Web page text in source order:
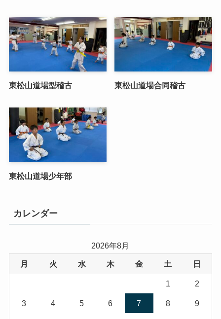
東松山道場型稽古 東松山道場合同稽古
東松山道場少年部
カレンダー
2026年8月
月 火 水 木 金 土 日
1 2
3 4 5 6 7 8 9